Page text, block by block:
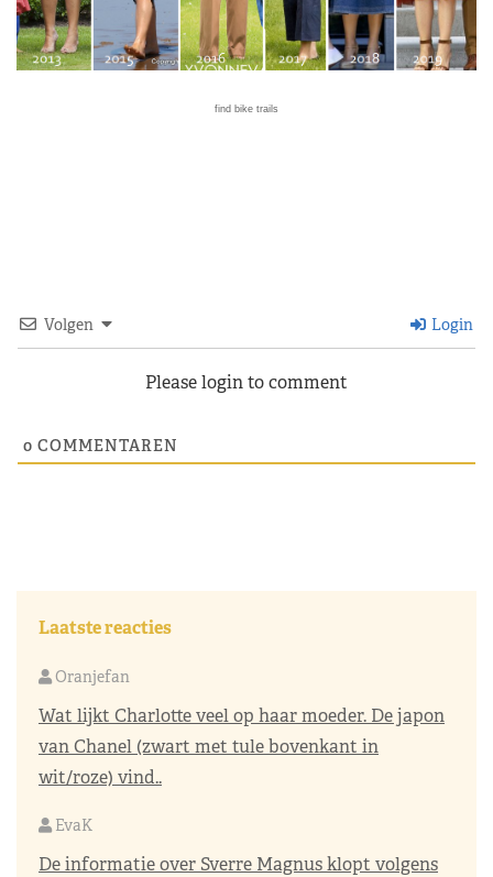
find bike trails
Volgen Login
Please login to comment
0 COMMENTAREN
Laatste reacties
Oranjefan
Wat lijkt Charlotte veel op haar moeder. De japon
van Chanel (zwart met tule bovenkant in
wit/roze) vind..
EvaK
De informatie over Sverre Magnus klopt volgens